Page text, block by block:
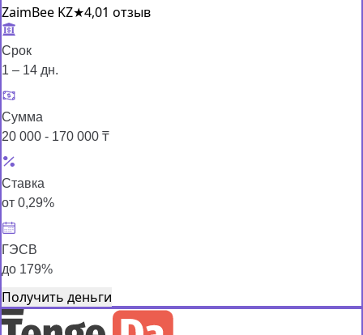
ZaimBee KZ★4,01 отзыв
Срок
1 – 14 дн.
Сумма
20 000 - 170 000 ₸
Ставка
от 0,29%
ГЭСВ
до 179%
Получить деньги